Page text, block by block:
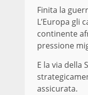
Finita la
L’Europa gli
continente
pressione
E la via della
assicurata.